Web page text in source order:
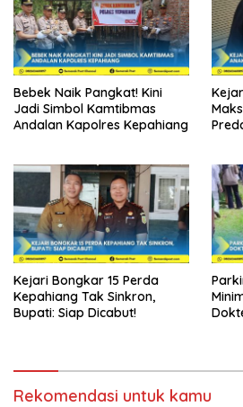
Bebek Naik Pangkat! Kini
Jadi Simbol Kamtibmas
Andalan Kapolres Kepahiang
Kejari Bongkar 15 Perda
Kepahiang Tak Sinkron,
Bupati: Siap Dicabut!
Rekomendasi untuk kamu